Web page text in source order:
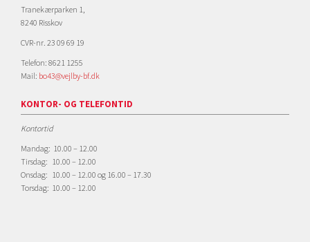
Tranekærparken 1,
8240 Risskov
CVR-nr. 23 09 69 19
Telefon: 8621 1255
Mail: bo43@vejlby-bf.dk
KONTOR- OG TELEFONTID
Kontortid
Mandag: 10.00 – 12.00
Tirsdag: 10.00 – 12.00
Onsdag: 10.00 – 12.00 og 16.00 – 17.30
Torsdag: 10.00 – 12.00